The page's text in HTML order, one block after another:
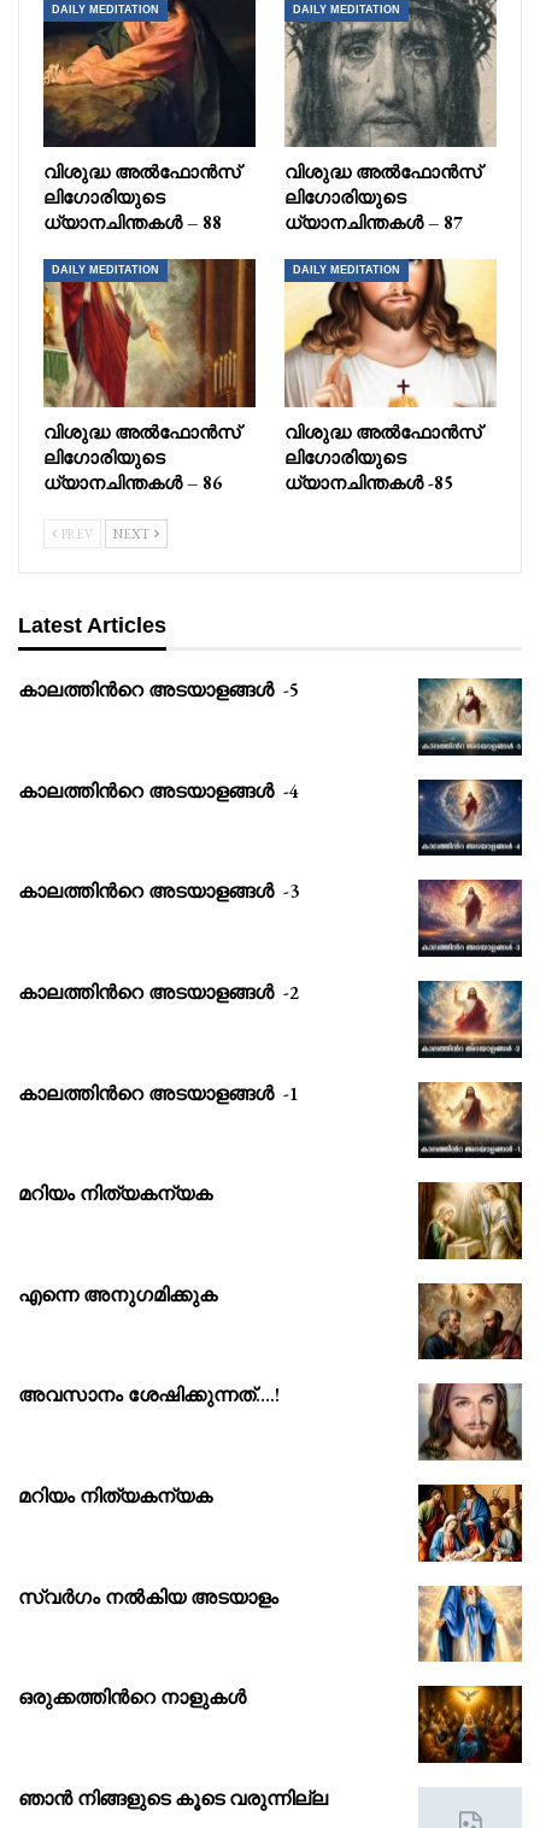
DAILY MEDITATION
വിശുദ്ധ അൽഫോൻസ്
ലിഗോരിയുടെ
ധ്യാനചിന്തകൾ – 88
DAILY MEDITATION
വിശുദ്ധ അൽഫോൻസ്
ലിഗോരിയുടെ
ധ്യാനചിന്തകൾ – 87
DAILY MEDITATION
വിശുദ്ധ അൽഫോൻസ്
ലിഗോരിയുടെ
ധ്യാനചിന്തകൾ – 86
DAILY MEDITATION
വിശുദ്ധ അൽഫോൻസ്
ലിഗോരിയുടെ
ധ്യാനചിന്തകൾ -85
PREV NEXT
Latest Articles
കാലത്തിൻറെ അടയാളങ്ങൾ -5
കാലത്തിൻറെ അടയാളങ്ങൾ -4
കാലത്തിൻറെ അടയാളങ്ങൾ -3
കാലത്തിൻറെ അടയാളങ്ങൾ -2
കാലത്തിൻറെ അടയാളങ്ങൾ -1
മറിയം നിത്യകന്യക
എന്നെ അനുഗമിക്കുക
അവസാനം ശേഷിക്കുന്നത്….!
മറിയം നിത്യകന്യക
സ്വർഗം നൽകിയ അടയാളം
ഒരുക്കത്തിൻറെ നാളുകൾ
ഞാൻ നിങ്ങളുടെ കൂടെ വരുന്നില്ല